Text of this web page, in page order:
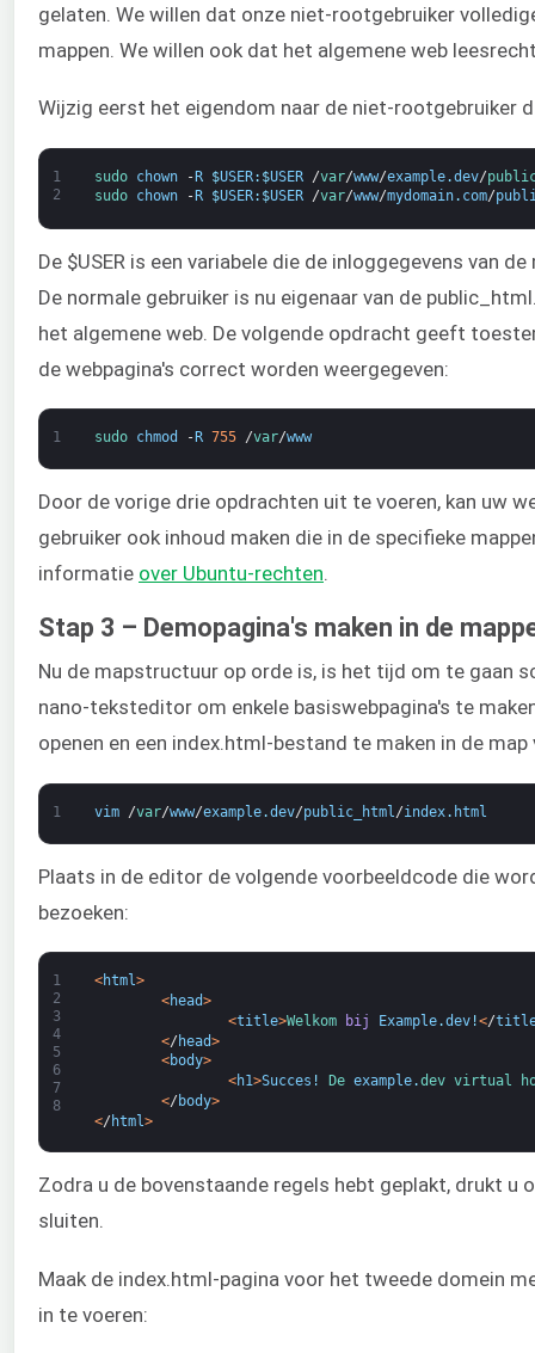
gelaten. We willen dat onze niet-rootgebruiker
mappen. We willen ook dat het algemene web
Wijzig eerst het eigendom naar de niet-rootgebruiker
1
2
sudo chown -R $USER: $USER /var/www/example.dev/
sudo chown - R $USER: $USER /var/www/mydomain. com/
De $USER is een variabele die de inloggegevens van
De normale gebruiker is nu eigenaar van de
het algemene web. De volgende opdracht geeft
de webpagina's correct worden weergegeven:
1 sudo chmod - R 755 /var/www
Door de vorige drie opdrachten uit te voeren, kan uw
gebruiker ook inhoud maken die in de specifieke
informatie over Ubuntu-rechten.
Stap 3 – Demopagina's maken in de
Nu de mapstructuur op orde is, is het tijd om te gaan
nano-teksteditor om enkele basiswebpagina's te
openen en een index.html-bestand te maken in de
1 vim /var/www/example.dev/public_html/index. html
Plaats in de editor de volgende voorbeeldcode die
bezoeken:
1
2
3
4
5
6
7
8
<html>
<head>
<title>Welkom bij Example.dev!</
</ head>
<body>
<h1>Succes ! De example.dev virtual
</ body>
</ html >
Zodra u de bovenstaande regels hebt geplakt, drukt u
sluiten.
Maak de index.html-pagina voor het tweede domein
in te voeren: